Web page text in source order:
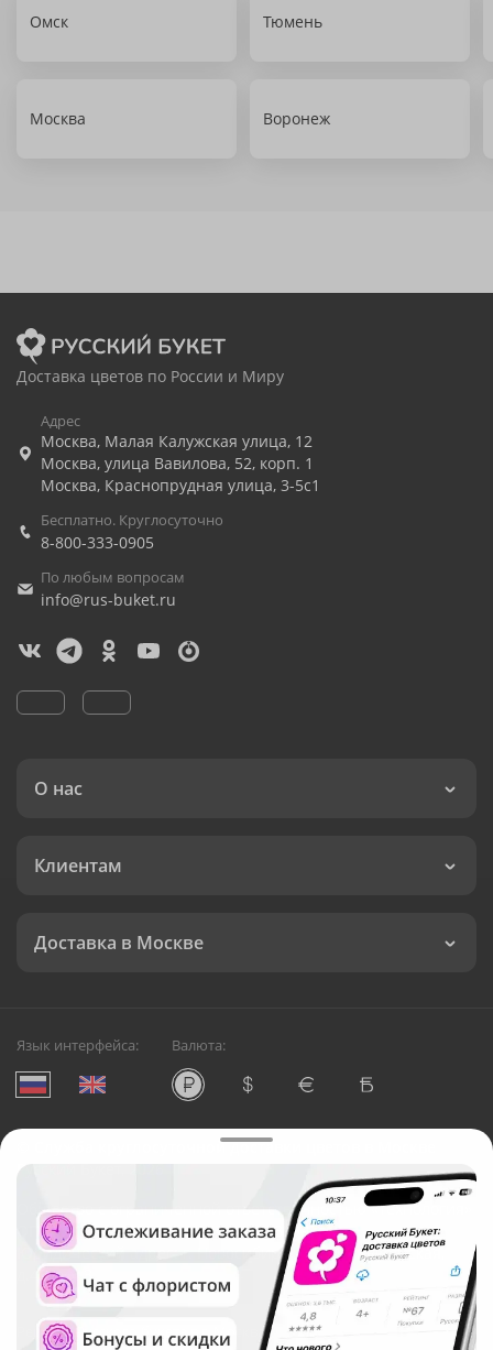
Омск Тюмень
Москва Воронеж
Доставка цветов по России и Миру
Адрес
Москва, Малая Калужская улица, 12
Москва, улица Вавилова, 52, корп. 1
Москва, Краснопрудная улица, 3-5с1
Бесплатно. Круглосуточно
8-800-333-0905
По любым вопросам
info@rus-buket.ru
О нас
Клиентам
Доставка в Москве
Язык интерфейса: Валюта:
Служба круглосуточной доставки цветов в Москве
Русский Букет, 2026
Общество с ограниченной ответственностью «Технология»
ОГРН: 1195476081745, ИНН: 5410081997
Юридический адрес: г. Новосибирск, ул. Ипподромская,
д.42, оф. 3
Рейтинг Русского букета в г. Москва